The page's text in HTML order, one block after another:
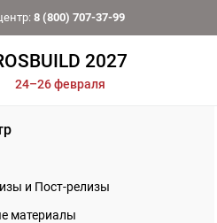
8 (800) 707-37-99
2027
24–26 февраля
и Пост-релизы
материалы